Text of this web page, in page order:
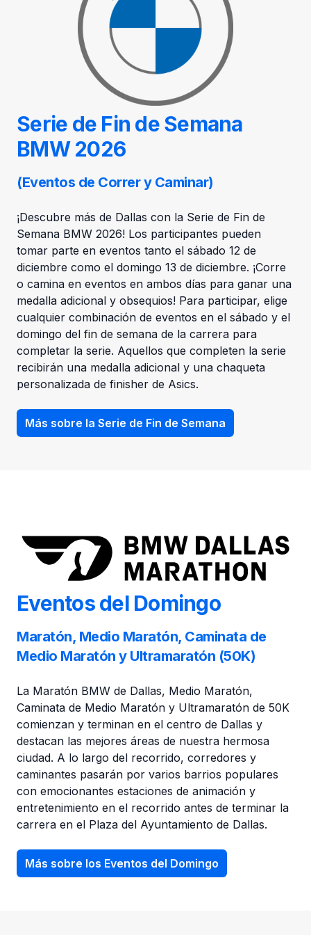
Serie de Fin de Semana
BMW 2026
(Eventos de Correr y Caminar)
¡Descubre más de Dallas con la Serie de Fin de
Semana BMW 2026! Los participantes pueden
tomar parte en eventos tanto el sábado 12 de
diciembre como el domingo 13 de diciembre. ¡Corre
o camina en eventos en ambos días para ganar una
medalla adicional y obsequios! Para participar, elige
cualquier combinación de eventos en el sábado y el
domingo del fin de semana de la carrera para
completar la serie. Aquellos que completen la serie
recibirán una medalla adicional y una chaqueta
personalizada de finisher de Asics.
Más sobre la Serie de Fin de Semana
Eventos del Domingo
Maratón, Medio Maratón, Caminata de
Medio Maratón y Ultramaratón (50K)
La Maratón BMW de Dallas, Medio Maratón,
Caminata de Medio Maratón y Ultramaratón de 50K
comienzan y terminan en el centro de Dallas y
destacan las mejores áreas de nuestra hermosa
ciudad. A lo largo del recorrido, corredores y
caminantes pasarán por varios barrios populares
con emocionantes estaciones de animación y
entretenimiento en el recorrido antes de terminar la
carrera en el Plaza del Ayuntamiento de Dallas.
Más sobre los Eventos del Domingo